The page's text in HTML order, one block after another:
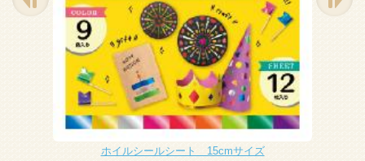
ホイルシールシート 15cmサイズ